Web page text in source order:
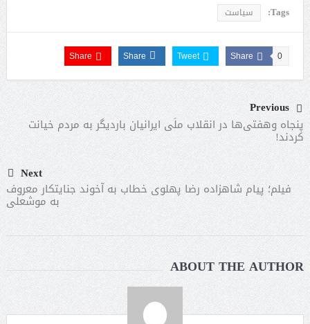
Tags: سیاست
Share 0
Tweet
Share
Share
Previous
پنجاه وهفتی‌ها در انقلاب ملَی ایرانیان باردیگر به مردم خیانت
کردند!
Next
فیلم؛ پیام شاهزاده رضا پهلوی خطاب به آخوند جنایتکار معروف
به موشعلی
ABOUT THE AUTHOR